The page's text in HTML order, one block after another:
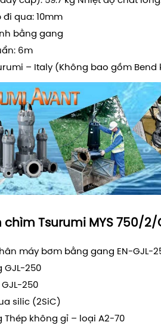
qua: 10mm
bằng gang
6m
– Italy (Không bao gồm Bend
Tsurumi MYS 750/2/
máy bơm bằng gang EN-GJL-
GJL-250
250
silic (2SiC)
không gỉ – loại A2-70